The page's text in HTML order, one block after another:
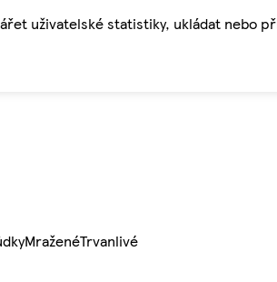
uživatelské statistiky, ukládat nebo
MraženéTrvanlivé